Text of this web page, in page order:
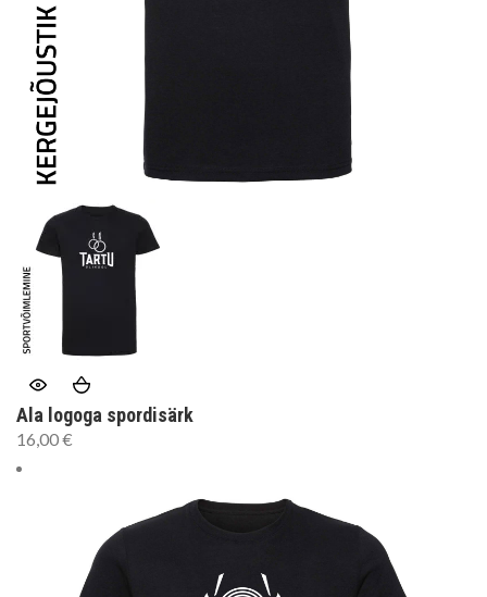
Ala logoga spordisärk
16,00€